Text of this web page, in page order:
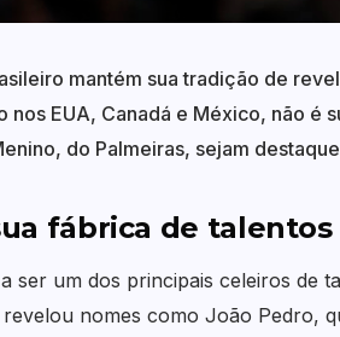
mantém sua tradição de
nos EUA, Canadá e México, não
do Palmeiras, sejam
fábrica de talentos
ser um dos principais celeiros de
nomes como João Pedro,